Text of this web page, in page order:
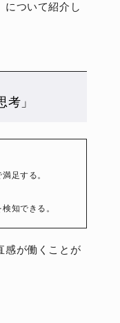
について紹介し
考」
足する。
知できる。
感が働くことが